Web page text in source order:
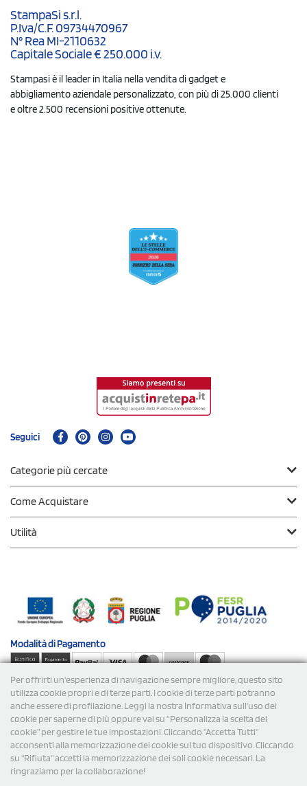
Per offrirti un'esperienza di navigazione sempre migliore, questo sito
utilizza cookie propri e di terze parti. I cookie di terze parti potranno
anche essere di profilazione. Leggi la nostra Informativa sull’uso dei
cookie per saperne di più oppure vai su “Personalizza la scelta dei
cookie” per gestire le tue impostazioni. Cliccando "Accetta Tutti"
acconsenti alla memorizzazione dei cookie sul tuo dispositivo. Cliccando
su "Rifiuta" accetti la memorizzazione dei soli cookie necessari. La
ringraziamo per la collaborazione!
StampaSi s.r.l.
P.Iva/C.F. 09734470967
N° Rea MI-2110632
Capitale Sociale € 250.000 i.v.
Stampasi è il leader in Italia nella vendita di gadget e
abbigliamento aziendale personalizzato, con più di 25.000 clienti
e oltre 2.500 recensioni positive ottenute.
Seguici
Categorie più cercate
Come Acquistare
Utilità
Modalità diPagamento
Spedizioni